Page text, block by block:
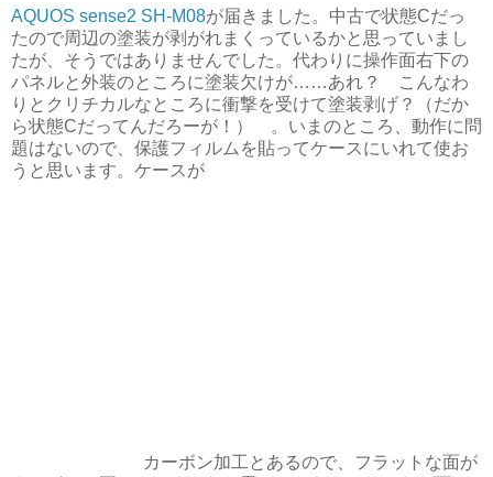
AQUOS sense2 SH-M08が届きました。中古で状態Cだっ
たので周辺の塗装が剥がれまくっているかと思っていまし
たが、そうではありませんでした。代わりに操作面右下の
パネルと外装のところに塗装欠けが……あれ？ こんなわ
りとクリチカルなところに衝撃を受けて塗装剥げ？（だか
ら状態Cだってんだろーが！） 。いまのところ、動作に問
題はないので、保護フィルムを貼ってケースにいれて使お
うと思います。ケースが
カーボン加工とあるので、フラットな面が